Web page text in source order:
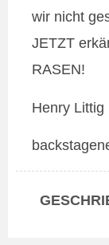
wir nicht
JETZT
RASEN!
Henry Littig